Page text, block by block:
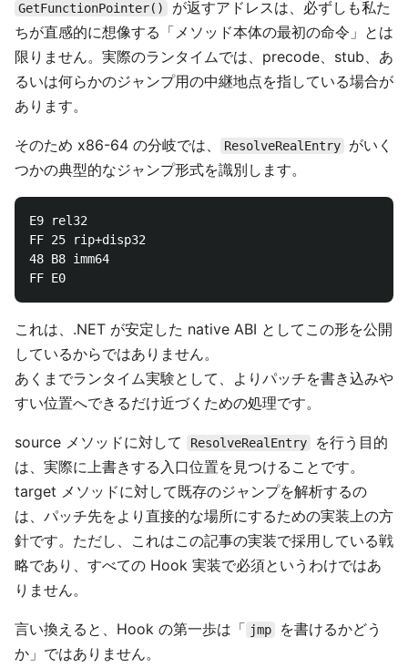
GetFunctionPointer()
が返すアドレスは、必ずしも私た
ちが直感的に想像する「メソッド本体の最初の命令」とは
限りません。実際のランタイムでは、precode、stub、あ
るいは何らかのジャンプ用の中継地点を指している場合が
あります。
そのため x86-64 の分岐では、 ResolveRealEntry
がいく
つかの典型的なジャンプ形式を識別します。
E9 rel32
FF 25 rip+disp32
48 B8 imm64
これは、.NET が安定した native ABI としてこの形を公開
しているからではありません。
あくまでランタイム実験として、よりパッチを書き込みや
すい位置へできるだけ近づくための処理です。
source メソッドに対して ResolveRealEntry
を行う目的
は、実際に上書きする入口位置を見つけることです。
target メソッドに対して既存のジャンプを解析するの
は、パッチ先をより直接的な場所にするための実装上の方
針です。ただし、これはこの記事の実装で採用している戦
略であり、すべての Hook 実装で必須というわけではあ
りません。
言い換えると、Hook の第一歩は「 jmp
を書けるかどう
か」ではありません。